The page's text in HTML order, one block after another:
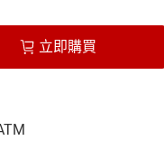
立即購買